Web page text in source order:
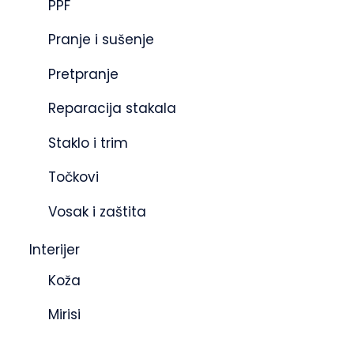
PPF
Pranje i sušenje
Pretpranje
Reparacija stakala
Staklo i trim
Točkovi
Vosak i zaštita
Interijer
Koža
Mirisi